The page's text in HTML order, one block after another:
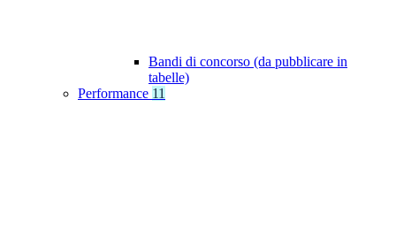
Bandi di concorso (da pubblicare in
tabelle)
Performance 11